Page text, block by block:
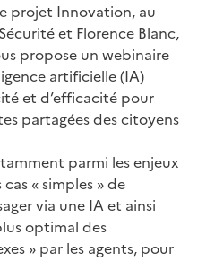
projet Innovation, au
et Florence Blanc,
propose un webinaire
artificielle (IA)
et d’efficacité pour
partagées des citoyens
parmi les enjeux
« simples » de
via une IA et ainsi
optimal des
» par les agents, pour